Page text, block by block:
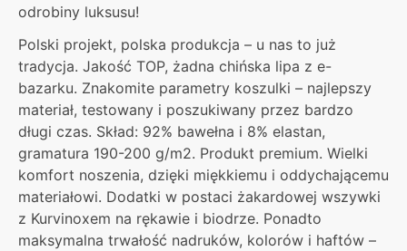
odrobiny luksusu!
Polski projekt, polska produkcja – u nas to już
tradycja. Jakość TOP, żadna chińska lipa z e-
bazarku. Znakomite parametry koszulki – najlepszy
materiał, testowany i poszukiwany przez bardzo
długi czas. Skład: 92% bawełna i 8% elastan,
gramatura 190-200 g/m2. Produkt premium. Wielki
komfort noszenia, dzięki miękkiemu i oddychającemu
materiałowi. Dodatki w postaci żakardowej wszywki
z Kurvinoxem na rękawie i biodrze. Ponadto
maksymalna trwałość nadruków, kolorów i haftów –